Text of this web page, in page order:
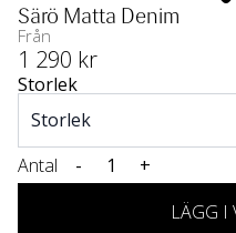
Särö Matta Denim
Från
1 290 kr
Storlek
Antal -
+
LÄGG I